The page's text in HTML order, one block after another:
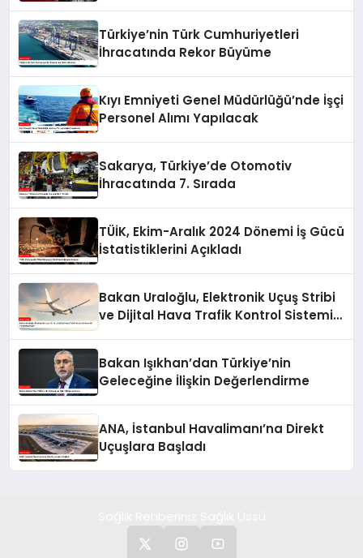
Türkiye’nin Türk Cumhuriyetleri
İhracatında Rekor Büyüme
Kıyı Emniyeti Genel Müdürlüğü’nde İşçi
Personel Alımı Yapılacak
Sakarya, Türkiye’de Otomotiv
İhracatında 7. Sırada
TÜİK, Ekim-Aralık 2024 Dönemi İş Gücü
İstatistiklerini Açıkladı
Bakan Uraloğlu, Elektronik Uçuş Stribi
ve Dijital Hava Trafik Kontrol Sistemini
Bakan Işıkhan’dan Türkiye’nin
Geleceğine İlişkin Değerlendirme
ANA, İstanbul Havalimanı’na Direkt
Uçuşlara Başladı